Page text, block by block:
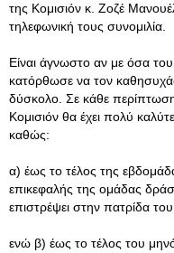
της Κομισιόν κ. Ζοζέ
τηλεφωνική τους συνομιλία.
Είναι άγνωστο αν με όσα
κατόρθωσε να τον
δύσκολο. Σε κάθε
Κομισιόν θα έχει πολύ
καθώς:
α) έως το τέλος της
επικεφαλής της ομάδας
επιστρέψει στην πατρίδα
ενώ β) έως το τέλος του